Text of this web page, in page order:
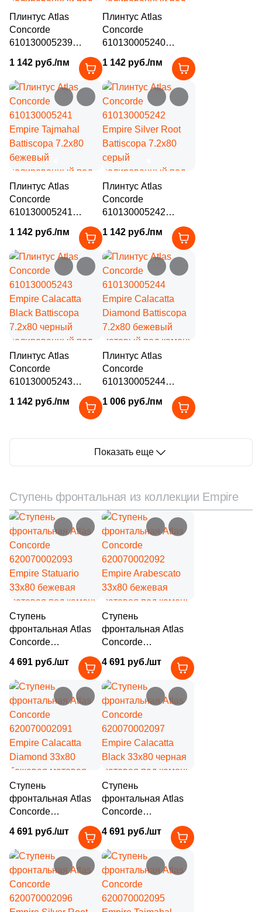
Плинтус Atlas
Concorde
610130005239
Battiscopa 7.2x80
бежевый
полированный под
камень
1 142 руб./пм
Плинтус Atlas
Concorde
610130005240
Battiscopa 7.2x80
бежевый
полированный под
камень
1 142 руб./пм
Плинтус Atlas
Concorde
610130005241
Battiscopa 7.2x80
бежевый
полированный под
камень
1 142 руб./пм
Плинтус Atlas
Concorde
610130005242
Empire Silver Root
Battiscopa 7.2x80
серый
полированный под
камень
1 142 руб./пм
Плинтус Atlas
Concorde
610130005243
Black Battiscopa
1 142 руб./пм
Плинтус Atlas
Concorde
610130005244
Diamond Battiscopa
1 006 руб./пм
Показать еще
Ступень фронтальная из коллекции Empire
Ступень
фронтальная Atlas
Concorde
Empire Statuario
33x80 бежевая
матовая под камень
4 691 руб./шт
Ступень
фронтальная Atlas
Concorde
Empire Arabescato
33x80 бежевая
матовая под камень
4 691 руб./шт
Ступень
фронтальная Atlas
Concorde
Empire Calacatta
Diamond 33x80
бежевая матовая
под камень
4 691 руб./шт
Ступень
фронтальная Atlas
Concorde
Empire Calacatta
Black 33x80 черная
матовая под камень
4 691 руб./шт